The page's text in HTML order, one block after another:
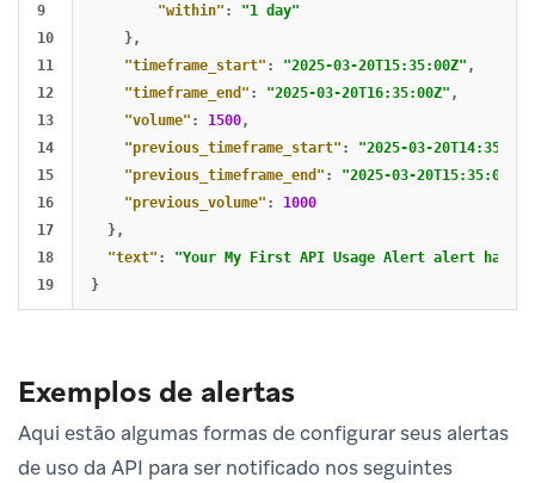
9
10
11
12
13
14
15
16
17
18
"within" :
"1 day"
},
"timeframe_start" : "2025-03-20T15:35:00Z" ,
"timeframe_end" : "2025-03-20T16:35:00Z" ,
"volume" : 1500,
"previous_timeframe_start" :
"2025-03-
"previous_timeframe_end" : "2025-03-20T15:35:00Z"
"previous_volume" :
1000
},
"text" :
"Your My First API Usage Alert alert
}
Exemplos de alertas
Aqui estão algumas formas de configurar seus alertas
de uso da API para ser notificado nos seguintes